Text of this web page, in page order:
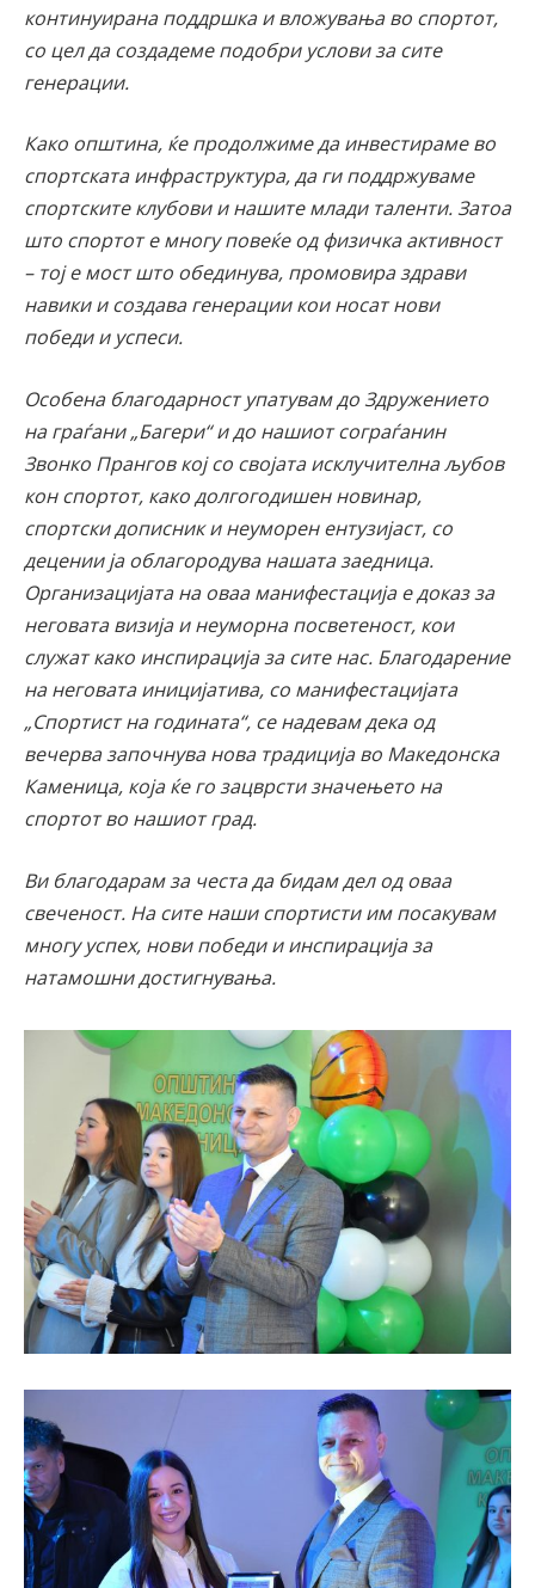
континуирана поддршка и вложувања во спортот,
со цел да создадеме подобри услови за сите
генерации.
Како општина, ќе продолжиме да инвестираме во
спортската инфраструктура, да ги поддржуваме
спортските клубови и нашите млади таленти. Затоа
што спортот е многу повеќе од физичка активност
– тој е мост што обединува, промовира здрави
навики и создава генерации кои носат нови
победи и успеси.
Особена благодарност упатувам до Здружението
на граѓани „Багери“ и до нашиот сограѓанин
Звонко Прангов кој со својата исклучителна љубов
кон спортот, како долгогодишен новинар,
спортски дописник и неуморен ентузијаст, со
децении ја облагородува нашата заедница.
Организацијата на оваа манифестација е доказ за
неговата визија и неуморна посветеност, кои
служат како инспирација за сите нас. Благодарение
на неговата иницијатива, со манифестацијата
„Спортист на годината“, се надевам дека од
вечерва започнува нова традиција во Македонска
Каменица, која ќе го зацврсти значењето на
спортот во нашиот град.
Ви благодарам за честa да бидам дел од оваа
свеченост. На сите наши спортисти им посакувам
многу успех, нови победи и инспирација за
натамошни достигнувања.